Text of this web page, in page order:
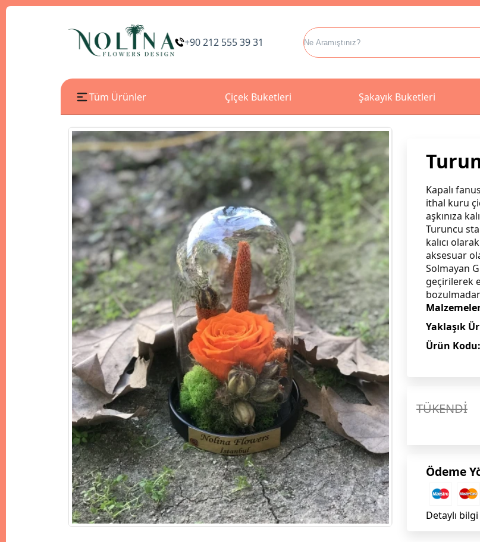
+90 212 555 39 31
Tüm Ürünler Çiçek Buketleri Şakayık Buketleri
Kapalı
ithal kuru
aşkınıza
Turuncu
kalıcı
aksesuar
Solmayan
geçirilerek
Yaklaşık
Ürün Kodu:
TÜKENDİ
Ödeme
Detaylı